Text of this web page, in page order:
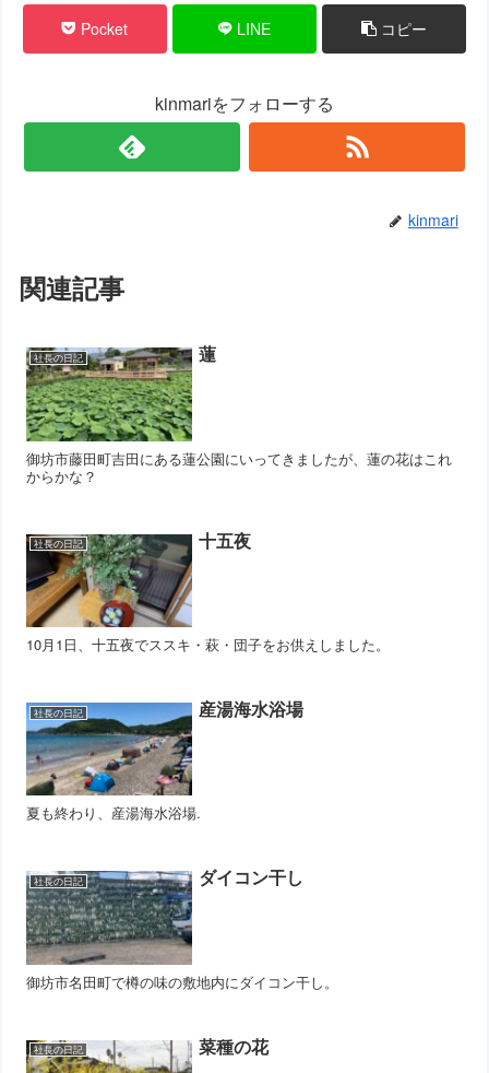
Pocket LINE コピー
kinmariをフォローする
kinmari
関連記事
社長の日記 蓮
御坊市藤田町吉田にある蓮公園にいってきましたが、蓮の花はこれ
からかな？
社長の日記 十五夜
10月1日、十五夜でススキ・萩・団子をお供えしました。
社長の日記 産湯海水浴場
夏も終わり、産湯海水浴場.
社長の日記 ダイコン干し
御坊市名田町で樽の味の敷地内にダイコン干し。
社長の日記 菜種の花